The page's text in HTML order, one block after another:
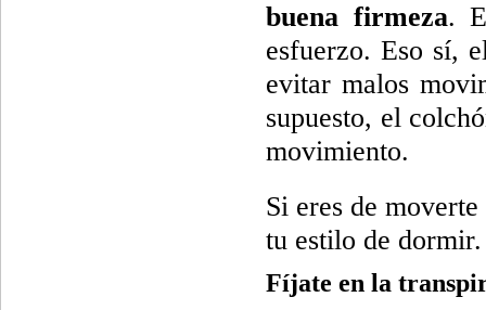
buena firmeza.
esfuerzo. Eso sí,
evitar malos
supuesto, el
movimiento.
Si eres de
tu estilo de dormir.
Fíjate en la